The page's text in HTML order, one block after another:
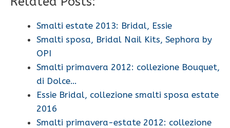
Smalti estate 2013: Bridal, Essie
Smalti sposa, Bridal Nail Kits, Sephora by
OPI
Smalti primavera 2012: collezione Bouquet,
di Dolce…
Essie Bridal, collezione smalti sposa estate
2016
Smalti primavera-estate 2012: collezione